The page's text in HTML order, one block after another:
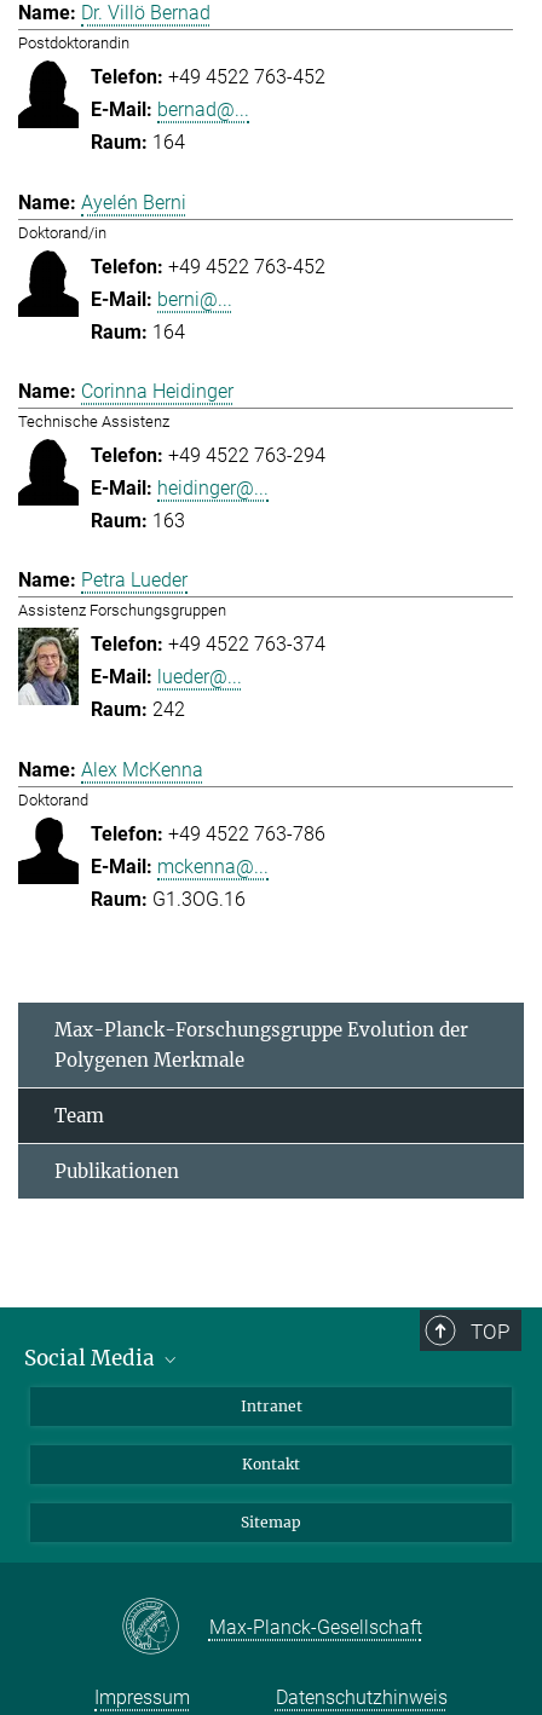
Dr. Villö Bernad
Postdoktorandin
+49 4522 763-452
bernad@...
164
Ayelén Berni
Doktorand/in
+49 4522 763-452
berni@...
164
Corinna Heidinger
Technische Assistenz
+49 4522 763-294
heidinger@...
163
Petra Lueder
Assistenz Forschungsgruppen
+49 4522 763-374
lueder@...
242
Alex McKenna
Doktorand
+49 4522 763-786
mckenna@...
G1.3OG.16
Max-Planck-Forschungsgruppe Evolution der
Polygenen Merkmale
Team
Publikationen
TOP
Social Media
Intranet
Kontakt
Sitemap
Max-Planck-Gesellschaft
Impressum Datenschutzhinweis